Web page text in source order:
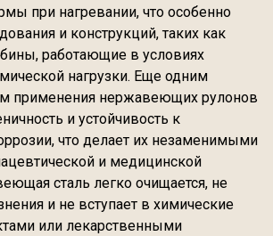
при нагревании, что особенно
и конструкций, таких как
работающие в условиях
нагрузки. Еще одним
применения нержавеющих рулонов
и устойчивость к
что делает их незаменимыми
и медицинской
сталь легко очищается, не
и не вступает в химические
или лекарственными